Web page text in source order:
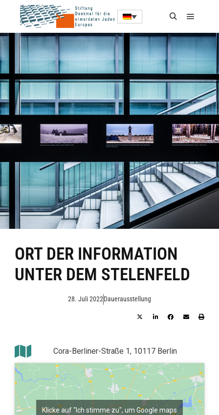
ORT DER INFORMATION
UNTER DEM STELENFELD
28. Juli 2022Dauerausstellung
Cora-Berliner-Straße 1, 10117 Berlin
Klicke auf "Ich stimme zu", um Google maps